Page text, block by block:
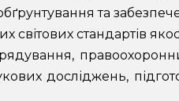
та
світових стандартів
досліджень,